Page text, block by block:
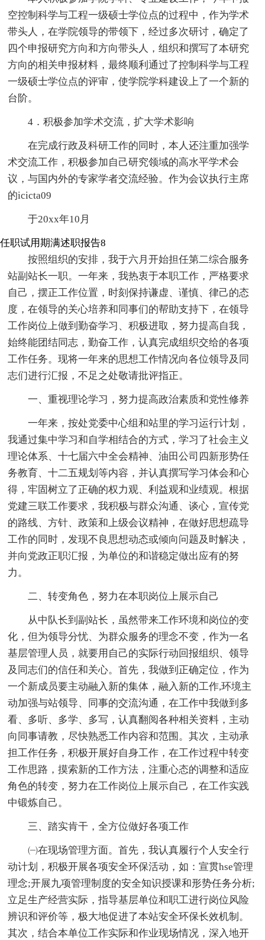
空控制科学与工程一级硕士学位点的过程中，作为学术
带头人，在学院领导的带领下，经过多次研讨，确定了
四个申报研究方向和方向带头人，组织和撰写了本研究
方向的相关申报材料，最终顺利通过了控制科学与工程
一级硕士学位点的评审，使学院学科建设上了一个新的
台阶。
4．积极参加学术交流，扩大学术影响
在完成行政及科研工作的同时，本人还注重加强学
术交流工作，积极参加自己研究领域的高水平学术会
议，与国内外的专家学者交流经验。作为会议执行主席
的icicta09
于20xx年10月
任职试用期满述职报告8
按照组织的安排，我于六月开始担任第二综合服务
站副站长一职。一年来，我热衷于本职工作，严格要求
自己，摆正工作位置，时刻保持谦虚、谨慎、律己的态
度，在领导的关心培养和同事们的帮助支持下，在领导
工作岗位上做到勤奋学习、积极进取，努力提高自我，
始终能团结同志，勤奋工作，认真完成组织交给的各项
工作任务。现将一年来的思想工作情况向各位领导及同
志们进行汇报，不足之处敬请批评指正。
一、重视理论学习，努力提高政治素质和党性修养
一年来，按处党委中心组和站里的学习运行计划，
我通过集中学习和自学相结合的方式，学习了社会主义
理论体系、十七届六中全会精神、油田公司四新形势任
务教育、十二五规划等内容，并认真撰写学习体会和心
得，牢固树立了正确的权力观、利益观和业绩观。根据
党建三联工作要求，我积极与群众沟通、谈心，宣传党
的路线、方针、政策和上级会议精神，在做好思想疏导
工作的同时，发现不良思想动态或倾向问题及时解决，
并向党政正职汇报，为单位的和谐稳定做出应有的努
力。
二、转变角色，努力在本职岗位上展示自己
从中队长到副站长，虽然带来工作环境和岗位的变
化，但为领导分忧、为群众服务的理念不变，作为一名
基层管理人员，就要用自己的实际行动回报组织、领导
及同志们的信任和关心。首先，我做到正确定位，作为
一个新成员要主动融入新的集体，融入新的工作,环境主
动加强与站领导、同事的交流沟通，在工作中我做到多
看、多听、多学、多写，认真翻阅各种相关资料，主动
向同事请教，尽快熟悉工作内容和范围。其次，主动承
担工作任务，积极开展好自身工作，在工作过程中转变
工作思路，摸索新的工作方法，注重心态的调整和适应
角色的转变，努力在工作岗位上展示自己，在工作实践
中锻炼自己。
三、踏实肯干，全方位做好各项工作
㈠在现场管理方面。首先，我认真履行个人安全行
动计划，积极开展各项安全环保活动，如：宣贯hse管理
理念;开展九项管理制度的安全知识授课和形势任务分析;
立足生产经营实际，指导基层单位和职工进行岗位风险
辨识和评价等，极大地促进了本站安全环保长效机制。
其次，结合本单位工作实际和作业现场情况，深入地开